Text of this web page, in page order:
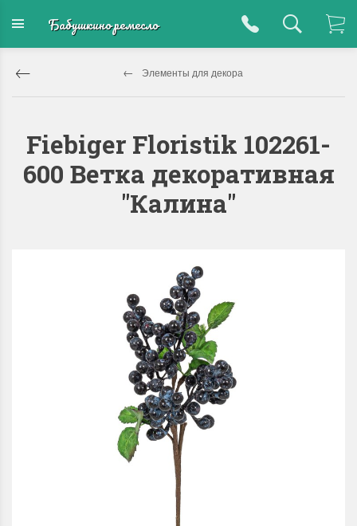
Бабушкино ремесло
Элементы для декора
Fiebiger Floristik 102261-
600 Ветка декоративная
"Калина"